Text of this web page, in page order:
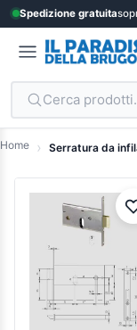
Spedizione gratuita
Cerca
Home Serratura da